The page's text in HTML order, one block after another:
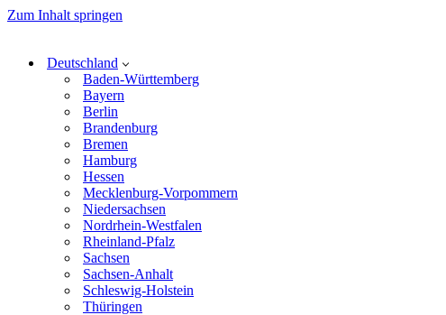
Zum Inhalt springen
Deutschland
Baden-Württemberg
Bayern
Berlin
Brandenburg
Bremen
Hamburg
Hessen
Mecklenburg-Vorpommern
Niedersachsen
Nordrhein-Westfalen
Rheinland-Pfalz
Sachsen
Sachsen-Anhalt
Schleswig-Holstein
Thüringen